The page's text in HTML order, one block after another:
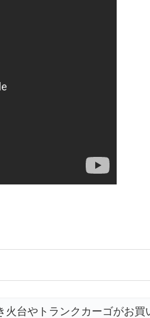
火台やトランクカーゴがお買